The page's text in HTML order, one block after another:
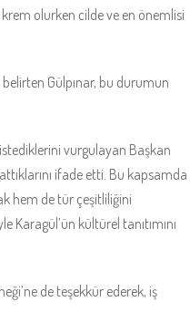
olurken cilde ve en önemlisi
Gülpınar, bu durumun
vurgulayan Başkan
ifade etti. Bu kapsamda
hem de tür çeşitliliğini
Karagül’ün kültürel tanıtımını
de teşekkür ederek, iş